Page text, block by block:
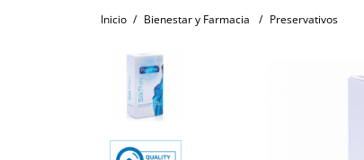
Inicio / Bienestar y Farmacia / Preservativos